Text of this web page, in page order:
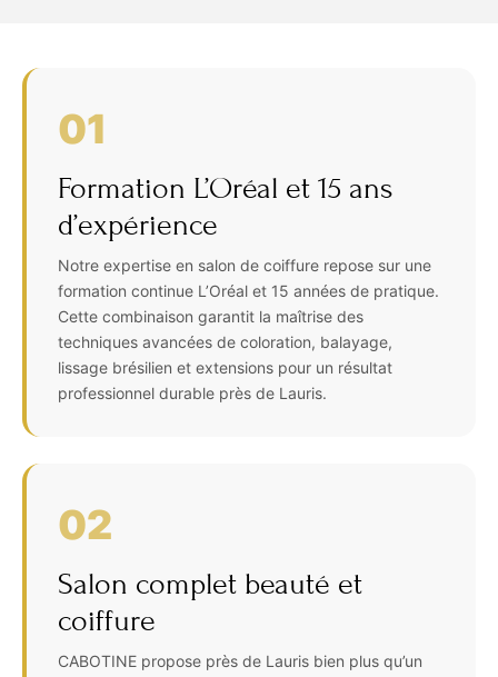
01
Formation L’Oréal et 15 ans
d’expérience
Notre expertise en salon de coiffure repose sur une
formation continue L’Oréal et 15 années de pratique.
Cette combinaison garantit la maîtrise des
techniques avancées de coloration, balayage,
lissage brésilien et extensions pour un résultat
professionnel durable près de Lauris.
02
Salon complet beauté et
coiffure
CABOTINE propose près de Lauris bien plus qu’un